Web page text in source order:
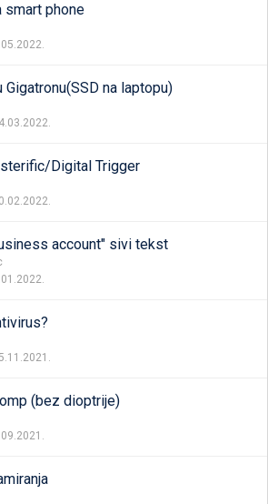
smart phone
Gigatronu(SSD na laptopu)
Digital Trigger
account" sivi tekst
(bez dioptrije)